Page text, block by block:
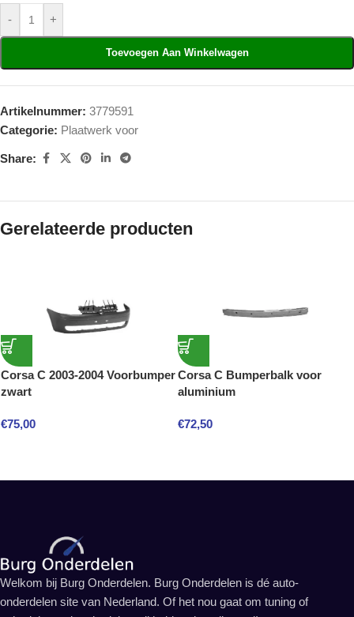
- +
Toevoegen Aan Winkelwagen
Artikelnummer: 3779591
Categorie: Plaatwerk voor
Share:
Gerelateerde producten
Corsa C 2003-2004 Voorbumper
zwart
€75,00
Corsa C Bumperbalk voor
aluminium
€72,50
Welkom bij Burg Onderdelen. Burg Onderdelen is dé auto-
onderdelen site van Nederland. Of het nou gaat om tuning of